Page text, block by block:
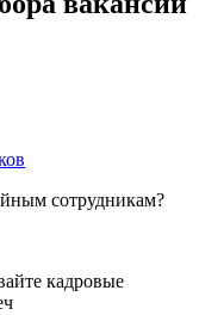
сотрудникам?
кадровые